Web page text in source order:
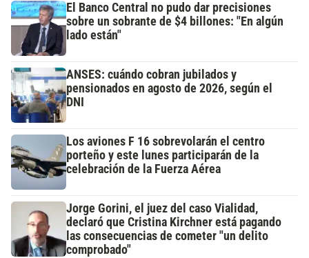
El Banco Central no pudo dar precisiones
sobre un sobrante de $4 billones: "En algún
lado están"
ANSES: cuándo cobran jubilados y
pensionados en agosto de 2026, según el
DNI
Los aviones F 16 sobrevolarán el centro
porteño y este lunes participarán de la
celebración de la Fuerza Aérea
Jorge Gorini, el juez del caso Vialidad,
declaró que Cristina Kirchner está pagando
las consecuencias de cometer "un delito
comprobado"